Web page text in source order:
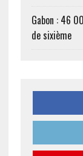
Gabon : 46
de sixième